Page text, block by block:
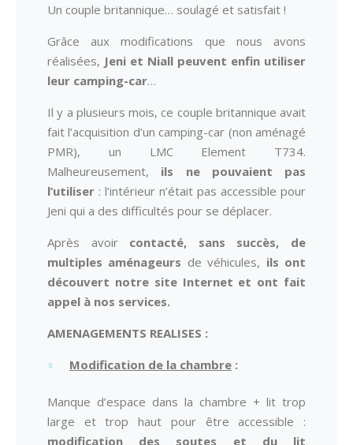
Un couple britannique… soulagé et satisfait !
Grâce aux modifications que nous avons
réalisées, Jeni et Niall peuvent enfin utiliser
leur camping-car…
Il y a plusieurs mois, ce couple britannique avait
fait l’acquisition d’un camping-car (non aménagé
PMR), un LMC Element T734.
Malheureusement, ils ne pouvaient pas
l’utiliser : l’intérieur n’était pas accessible pour
Jeni qui a des difficultés pour se déplacer.
Après avoir contacté, sans succès, de
multiples aménageurs de véhicules, ils ont
découvert notre site Internet et ont fait
appel à nos services.
AMENAGEMENTS REALISES :
Modification de la chambre :
Manque d’espace dans la chambre + lit trop
large et trop haut pour être accessible :
modification des soutes et du lit